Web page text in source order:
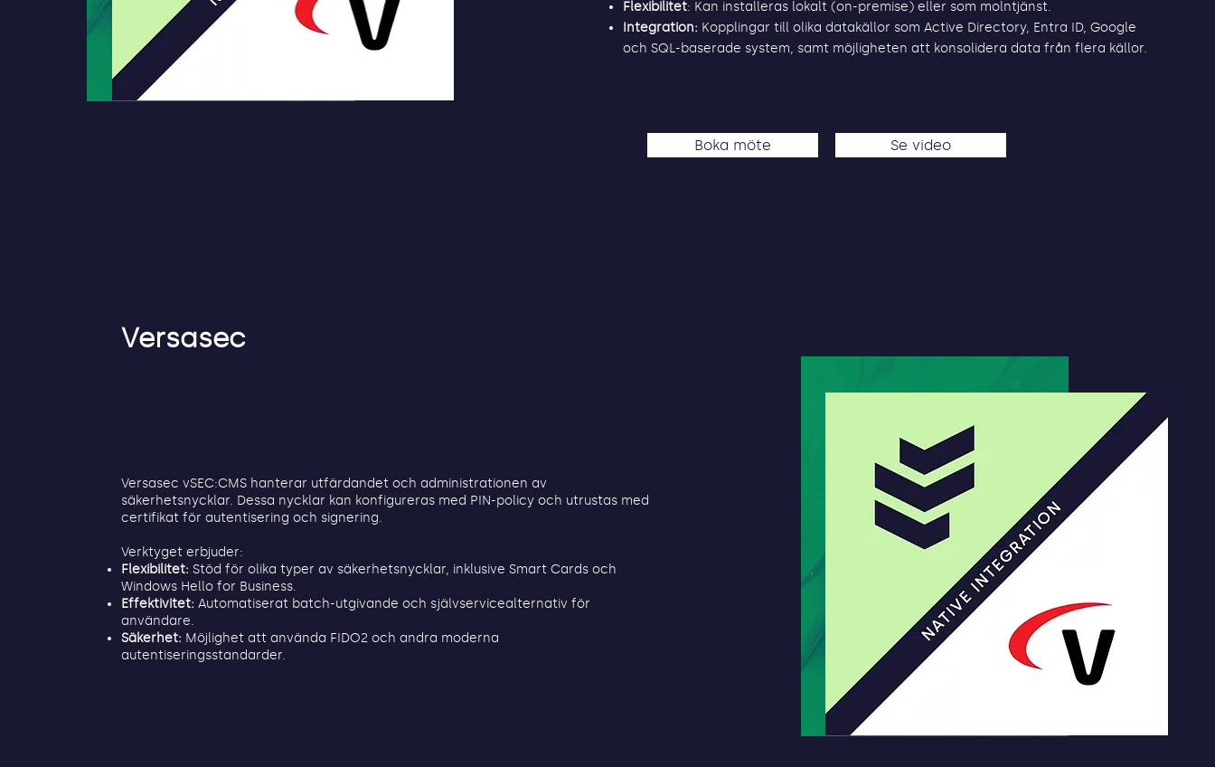
Flexibilitet: Kan installeras lokalt (on-premise) eller som molntjänst.
Integration: Kopplingar till olika datakällor som Active Directory, Entra ID, Google
och SQL-baserade system, samt möjligheten att konsolidera data från flera källor.
Boka möte Se video
Versasec
Versasec vSEC:CMS hanterar utfärdandet och administrationen av
säkerhetsnycklar. Dessa nycklar kan konfigureras med PIN-policy och utrustas med
certifikat för autentisering och signering.
Verktyget erbjuder:
Flexibilitet:Stöd för olika typer av säkerhetsnycklar, inklusive Smart Cards och
Windows Hello for Business.
Effektivitet:Automatiserat batch-utgivande och självservicealternativ för
användare.
Säkerhet: Möjlighet att använda FIDO2 och andra moderna
autentiseringsstandarder.